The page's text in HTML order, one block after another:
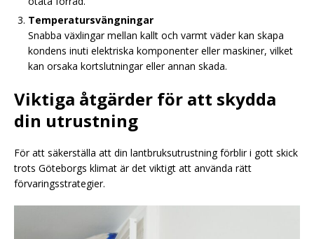
Temperatursvängningar
Snabba växlingar mellan kallt och varmt väder kan skapa
kondens inuti elektriska komponenter eller maskiner, vilket
kan orsaka kortslutningar eller annan skada.
Viktiga åtgärder för att skydda
din utrustning
För att säkerställa att din lantbruksutrustning förblir i gott skick
trots Göteborgs klimat är det viktigt att använda rätt
förvaringsstrategier.